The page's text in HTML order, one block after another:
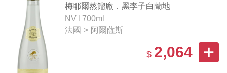
梅耶爾蒸餾廠．黑李子白蘭地
NV
700ml
法國 > 阿爾薩斯
$ 2,064